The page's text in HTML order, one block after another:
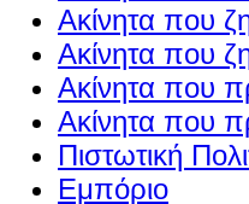
Ακίνητα που
Ακίνητα που
Ακίνητα που
Ακίνητα που
Πιστωτική
Εμπόριο